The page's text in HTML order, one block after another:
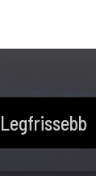
Legfrissebb